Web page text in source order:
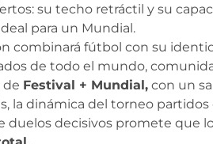
su techo retráctil y su
para un Mundial.
combinará fútbol con su
de todo el mundo,
de Festival + Mundial, con un
la dinámica del torneo
duelos decisivos promete que